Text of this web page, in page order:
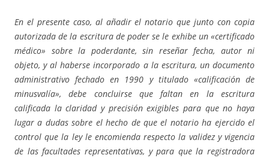
En el presente caso, al añadir el notario que junto con copia
autorizada de la escritura de poder se le exhibe un «certificado
médico» sobre la poderdante, sin reseñar fecha, autor ni
objeto, y al haberse incorporado a la escritura, un documento
administrativo fechado en 1990 y titulado «calificación de
minusvalía», debe concluirse que faltan en la escritura
calificada la claridad y precisión exigibles para que no haya
lugar a dudas sobre el hecho de que el notario ha ejercido el
control que la ley le encomienda respecto la validez y vigencia
de las facultades representativas, y para que la registradora